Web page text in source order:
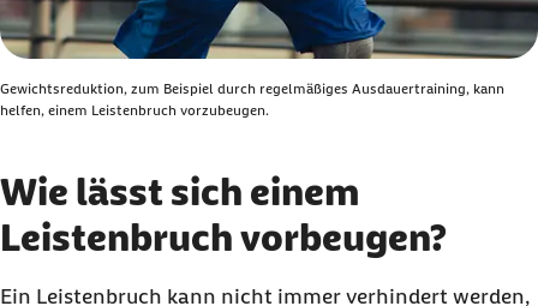
Gewichtsreduktion, zum Beispiel durch regelmäßiges Ausdauertraining, kann
helfen, einem Leistenbruch vorzubeugen.
Wie lässt sich einem
Leistenbruch vorbeugen?
Ein Leistenbruch kann nicht immer verhindert werden,